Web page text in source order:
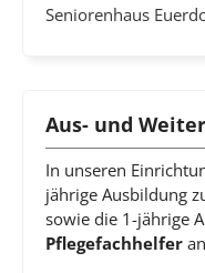
Seniorenhaus
Aus- und
In unseren
jährige Ausbildung
sowie die 1-jährige
Pflegefachhelfer